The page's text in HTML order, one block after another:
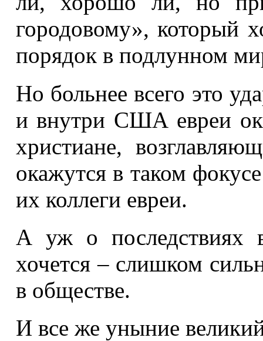
городовому», который
порядок в подлунном
Но больнее всего это
и внутри США евреи
христиане,
окажутся в таком
их коллеги евреи.
А уж о последствиях
хочется – слишком
в обществе.
И все же уныние